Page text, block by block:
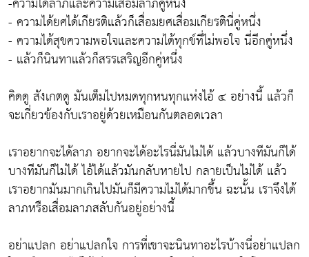
- ความได้ยศได้เกียรติแล้วก็เสื่อมยศเสื่อมเกียรตินี่คู่หนึ่ง
- ความได้สุขความพอใจและความได้ทุกข์ที่ไม่พอใจ นี่อีกคู่หนึ่ง
- แล้วก็นินทาแล้วก็สรรเสริญอีกคู่หนึ่ง
คิดดู สังเกตดู มันเต็มไปหมดทุกหนทุกแห่งไอ้ ๔ อย่างนี้ แล้วก็
จะเกี่ยวข้องกับเราอยู่ด้วยเหมือนกันตลอดเวลา
เราอยากจะได้ลาภ อยากจะได้อะไรนี่มันไม่ได้ แล้วบางทีมันก็ได้
บางทีมันก็ไม่ได้ ไอ้ได้แล้วมันกลับหายไป กลายเป็นไม่ได้ แล้ว
เราอยากมันมากเกินไปมันก็มีความไม่ได้มากขึ้น ฉะนั้น เราจึงได้
ลาภหรือเสื่อมลาภสลับกันอยู่อย่างนี้
อย่าแปลก อย่าแปลกใจ การที่เขาจะนินทาอะไรบ้างนี่อย่าแปลก